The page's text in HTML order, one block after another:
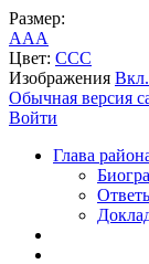
Размер:
AAA
Цвет: CCC
Изображения Вкл.
Обычная версия
Войти
Глава